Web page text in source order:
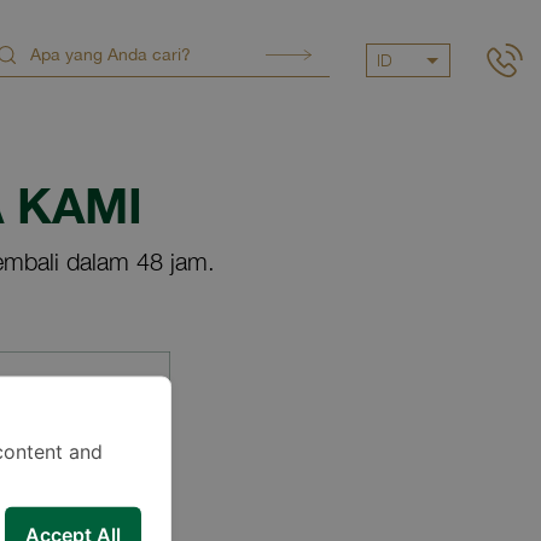
ID
KAMI
dalam 48 jam.
and
Accept All